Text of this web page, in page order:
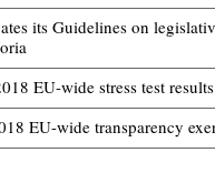
its Guidelines on
EU-wide stress test results
EU-wide transparency